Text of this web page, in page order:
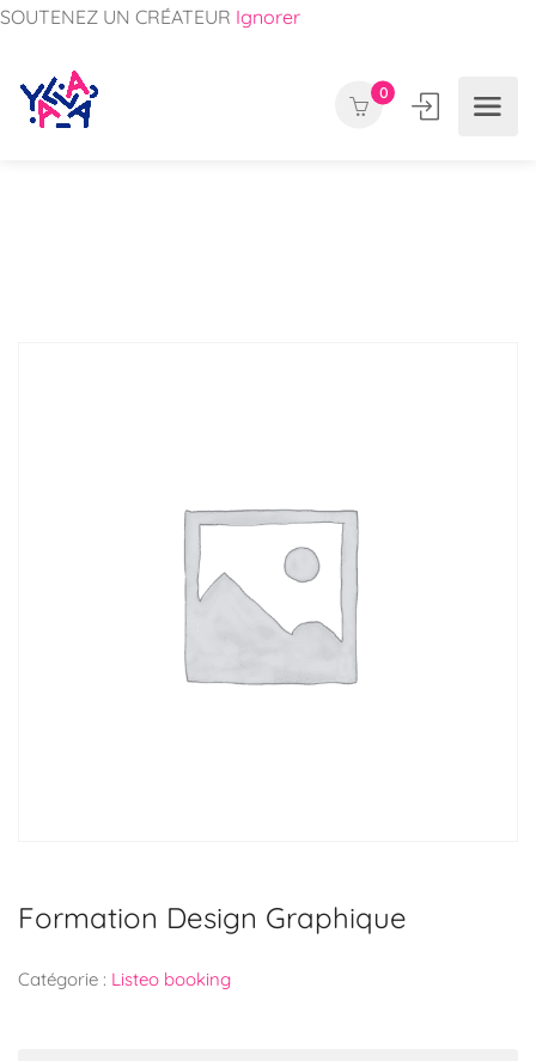
SOUTENEZ UN CRÉATEUR Ignorer
0
Formation Design Graphique
Catégorie : Listeo booking